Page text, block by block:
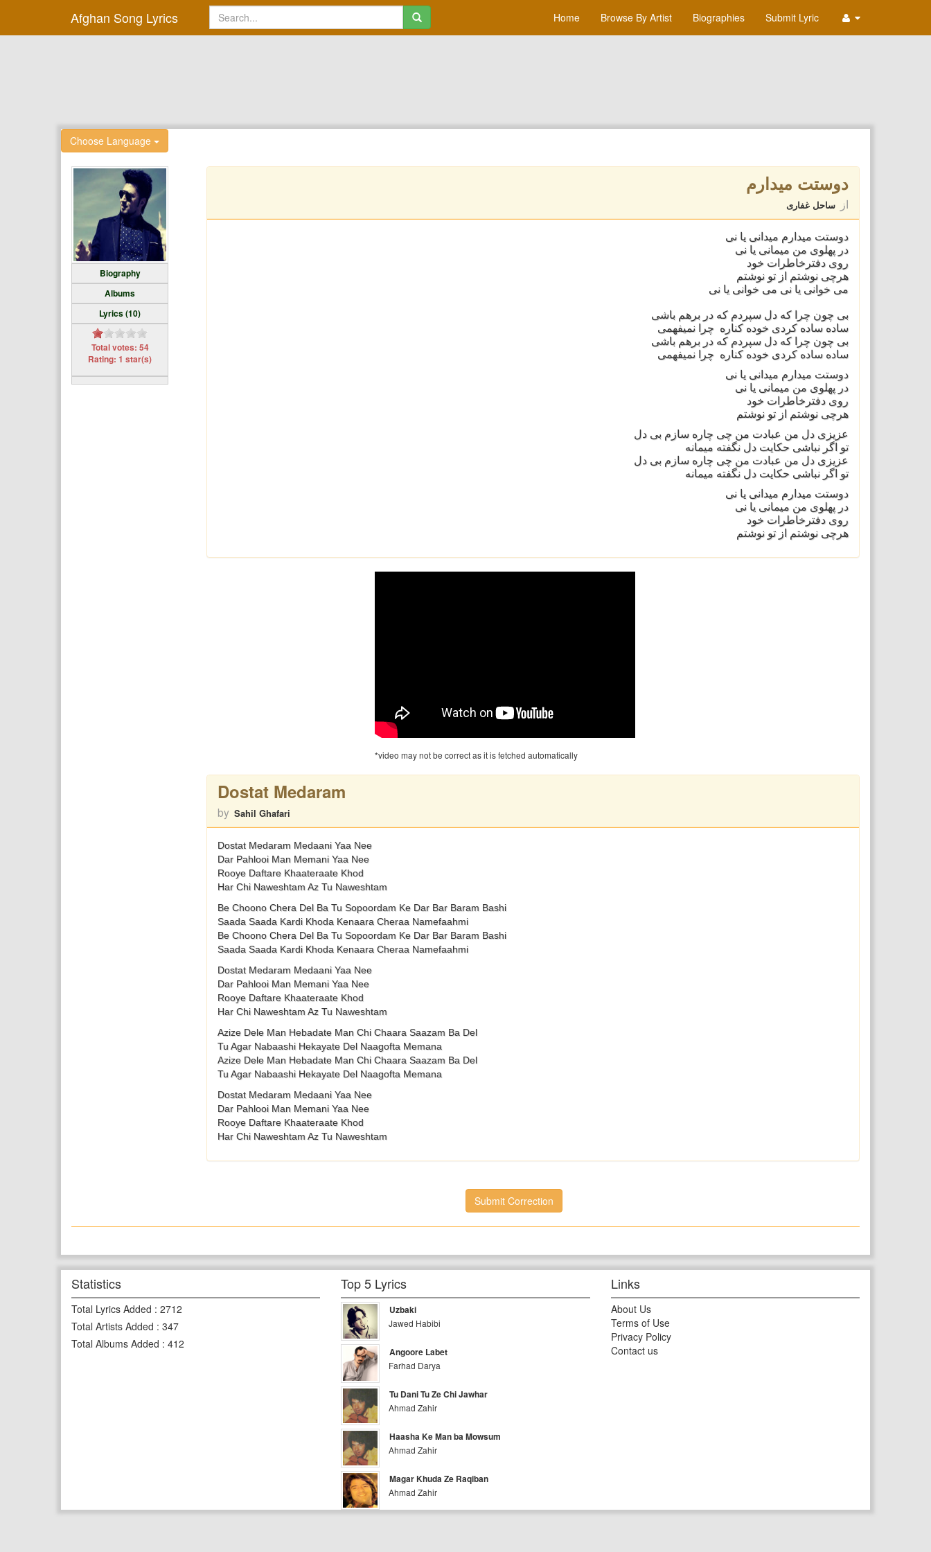
Afghan Song Lyrics Home Browse By Artist Biographies Submit Lyric
Choose Language
Biography
Albums
Lyrics (10)
Total votes: 54
Rating: 1 star(s)
دوستت میدارم
از ساحل غفاری
دوستت میدارم میدانی یا نی
در پهلوی من میمانی یا نی
روی دفترخاطرات خود
هرچی نوشتم از تو نوشتم
می خوانی یا نی می خوانی یا نی
بی چون چرا که دل سپردم که در برهم باشی
ساده ساده کردی خوده کناره چرا نمیفهمی
بی چون چرا که دل سپردم که در برهم باشی
ساده ساده کردی خوده کناره چرا نمیفهمی
دوستت میدارم میدانی یا نی
در پهلوی من میمانی یا نی
روی دفترخاطرات خود
هرچی نوشتم از تو نوشتم
عزیزی دل من عبادت من چی چاره سازم بی دل
تو اگر نباشی حکایت دل نگفته میمانه
عزیزی دل من عبادت من چی چاره سازم بی دل
تو اگر نباشی حکایت دل نگفته میمانه
دوستت میدارم میدانی یا نی
در پهلوی من میمانی یا نی
روی دفترخاطرات خود
هرچی نوشتم از تو نوشتم
*video may not be correct as it is fetched automatically
Dostat Medaram
by Sahil Ghafari
Dostat Medaram Medaani Yaa Nee
Dar Pahlooi Man Memani Yaa Nee
Rooye Daftare Khaateraate Khod
Har Chi Naweshtam Az Tu Naweshtam
Be Choono Chera Del Ba Tu Sopoordam Ke Dar Bar Baram Bashi
Saada Saada Kardi Khoda Kenaara Cheraa Namefaahmi
Be Choono Chera Del Ba Tu Sopoordam Ke Dar Bar Baram Bashi
Saada Saada Kardi Khoda Kenaara Cheraa Namefaahmi
Dostat Medaram Medaani Yaa Nee
Dar Pahlooi Man Memani Yaa Nee
Rooye Daftare Khaateraate Khod
Har Chi Naweshtam Az Tu Naweshtam
Azize Dele Man Hebadate Man Chi Chaara Saazam Ba Del
Tu Agar Nabaashi Hekayate Del Naagofta Memana
Azize Dele Man Hebadate Man Chi Chaara Saazam Ba Del
Tu Agar Nabaashi Hekayate Del Naagofta Memana
Dostat Medaram Medaani Yaa Nee
Dar Pahlooi Man Memani Yaa Nee
Rooye Daftare Khaateraate Khod
Har Chi Naweshtam Az Tu Naweshtam
Submit Correction
Statistics
Total Lyrics Added : 2712
Total Artists Added : 347
Total Albums Added : 412
Top 5 Lyrics
Uzbaki
Jawed Habibi
Angoore Labet
Farhad Darya
Tu Dani Tu Ze Chi Jawhar
Ahmad Zahir
Haasha Ke Man ba Mowsum
Ahmad Zahir
Magar Khuda Ze Raqiban
Ahmad Zahir
Links
About Us
Terms of Use
Privacy Policy
Contact us